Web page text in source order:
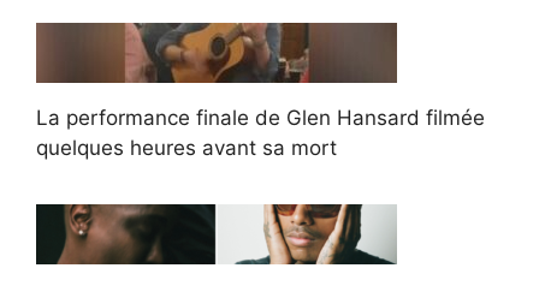
La performance finale de Glen Hansard filmée
quelques heures avant sa mort